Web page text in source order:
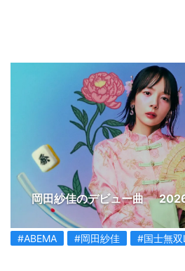
岡田紗佳のデビュー曲
#ABEMA #岡田紗佳 #国士無双